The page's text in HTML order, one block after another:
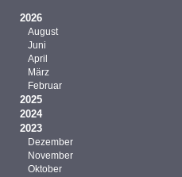
2026
August
Juni
April
März
Februar
2025
2024
2023
Dezember
November
Oktober